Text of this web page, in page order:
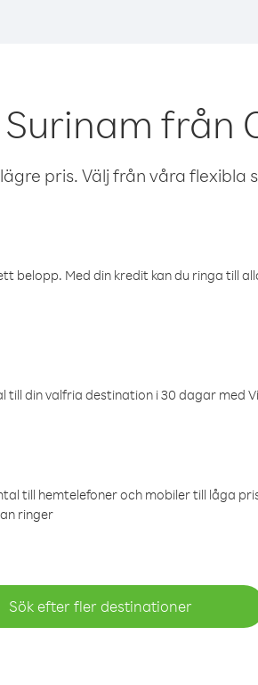
från
pris. Välj från våra
Med din kredit kan du ringa till
din valfria destination i 30 dagar med
till hemtelefoner och mobiler till låga
ringer
Sök efter fler destinationer